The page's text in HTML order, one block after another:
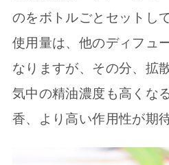
のをボトルごとセットし
使用量は、他のディフュ
なりますが、その分、拡
気中の精油濃度も高くな
香、より高い作用性が期